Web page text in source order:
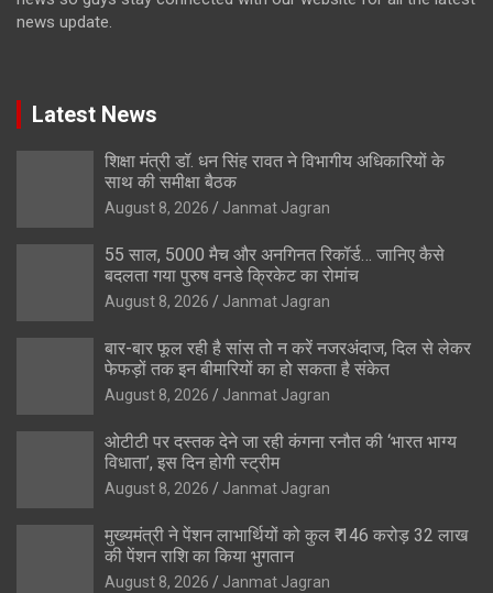
news update.
Latest News
शिक्षा मंत्री डॉ. धन सिंह रावत ने विभागीय अधिकारियों के
साथ की समीक्षा बैठक
August 8, 2026 Janmat Jagran
55 साल, 5000 मैच और अनगिनत रिकॉर्ड… जानिए कैसे
बदलता गया पुरुष वनडे क्रिकेट का रोमांच
August 8, 2026 Janmat Jagran
बार-बार फूल रही है सांस तो न करें नजरअंदाज, दिल से लेकर
फेफड़ों तक इन बीमारियों का हो सकता है संकेत
August 8, 2026 Janmat Jagran
ओटीटी पर दस्तक देने जा रही कंगना रनौत की ‘भारत भाग्य
विधाता’, इस दिन होगी स्ट्रीम
August 8, 2026 Janmat Jagran
मुख्यमंत्री ने पेंशन लाभार्थियों को कुल ₹ 146 करोड़ 32 लाख
की पेंशन राशि का किया भुगतान
August 8, 2026 Janmat Jagran